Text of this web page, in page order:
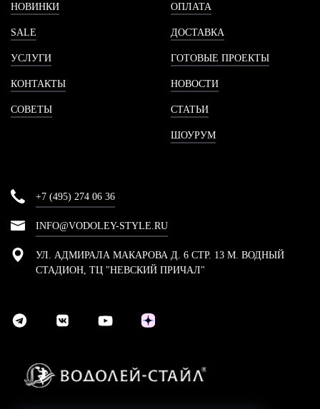
НОВИНКИ
SALE
УСЛУГИ
КОНТАКТЫ
СОВЕТЫ
ОПЛАТА
ДОСТАВКА
ГОТОВЫЕ ПРОЕКТЫ
НОВОСТИ
СТАТЬИ
ШОУРУМ
+7 (495) 274 06 36
INFO@VODOLEY-STYLE.RU
УЛ. АДМИРАЛА МАКАРОВА Д. 6 СТР. 13 М. ВОДНЫЙ
СТАДИОН, ТЦ "НЕВСКИЙ ПРИЧАЛ"